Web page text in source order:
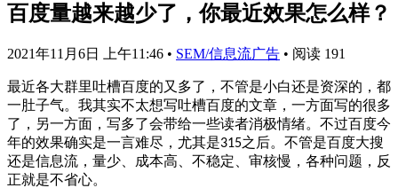
百度量越来越少了，你最近效果怎么样？
2021年11月6日 上午11:46 • SEM/信息流广告 • 阅读 191
最近各大群里吐槽百度的又多了，不管是小白还是资深的，都
一肚子气。 我其实不太想写吐槽百度的文章，一方面写的很多
了，另一方面，写多了会带给一些读者消极情绪。 不过百度今
年的效果确实是一言难尽，尤其是315之后。 不管是百度大搜
还是信息流，量少、成本高、不稳定、审核慢，各种问题，反
正就是不省心。